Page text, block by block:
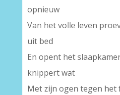
opnieuw
Van het volle leven
uit bed
En opent het
knippert wat
Met zijn ogen tegen het